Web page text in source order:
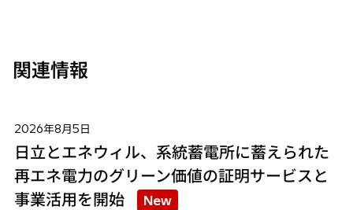
関連情報
2026年8月5日
日立とエネウィル、系統蓄電所に蓄えられた
再エネ電力のグリーン価値の証明サービスと
事業活用を開始
New